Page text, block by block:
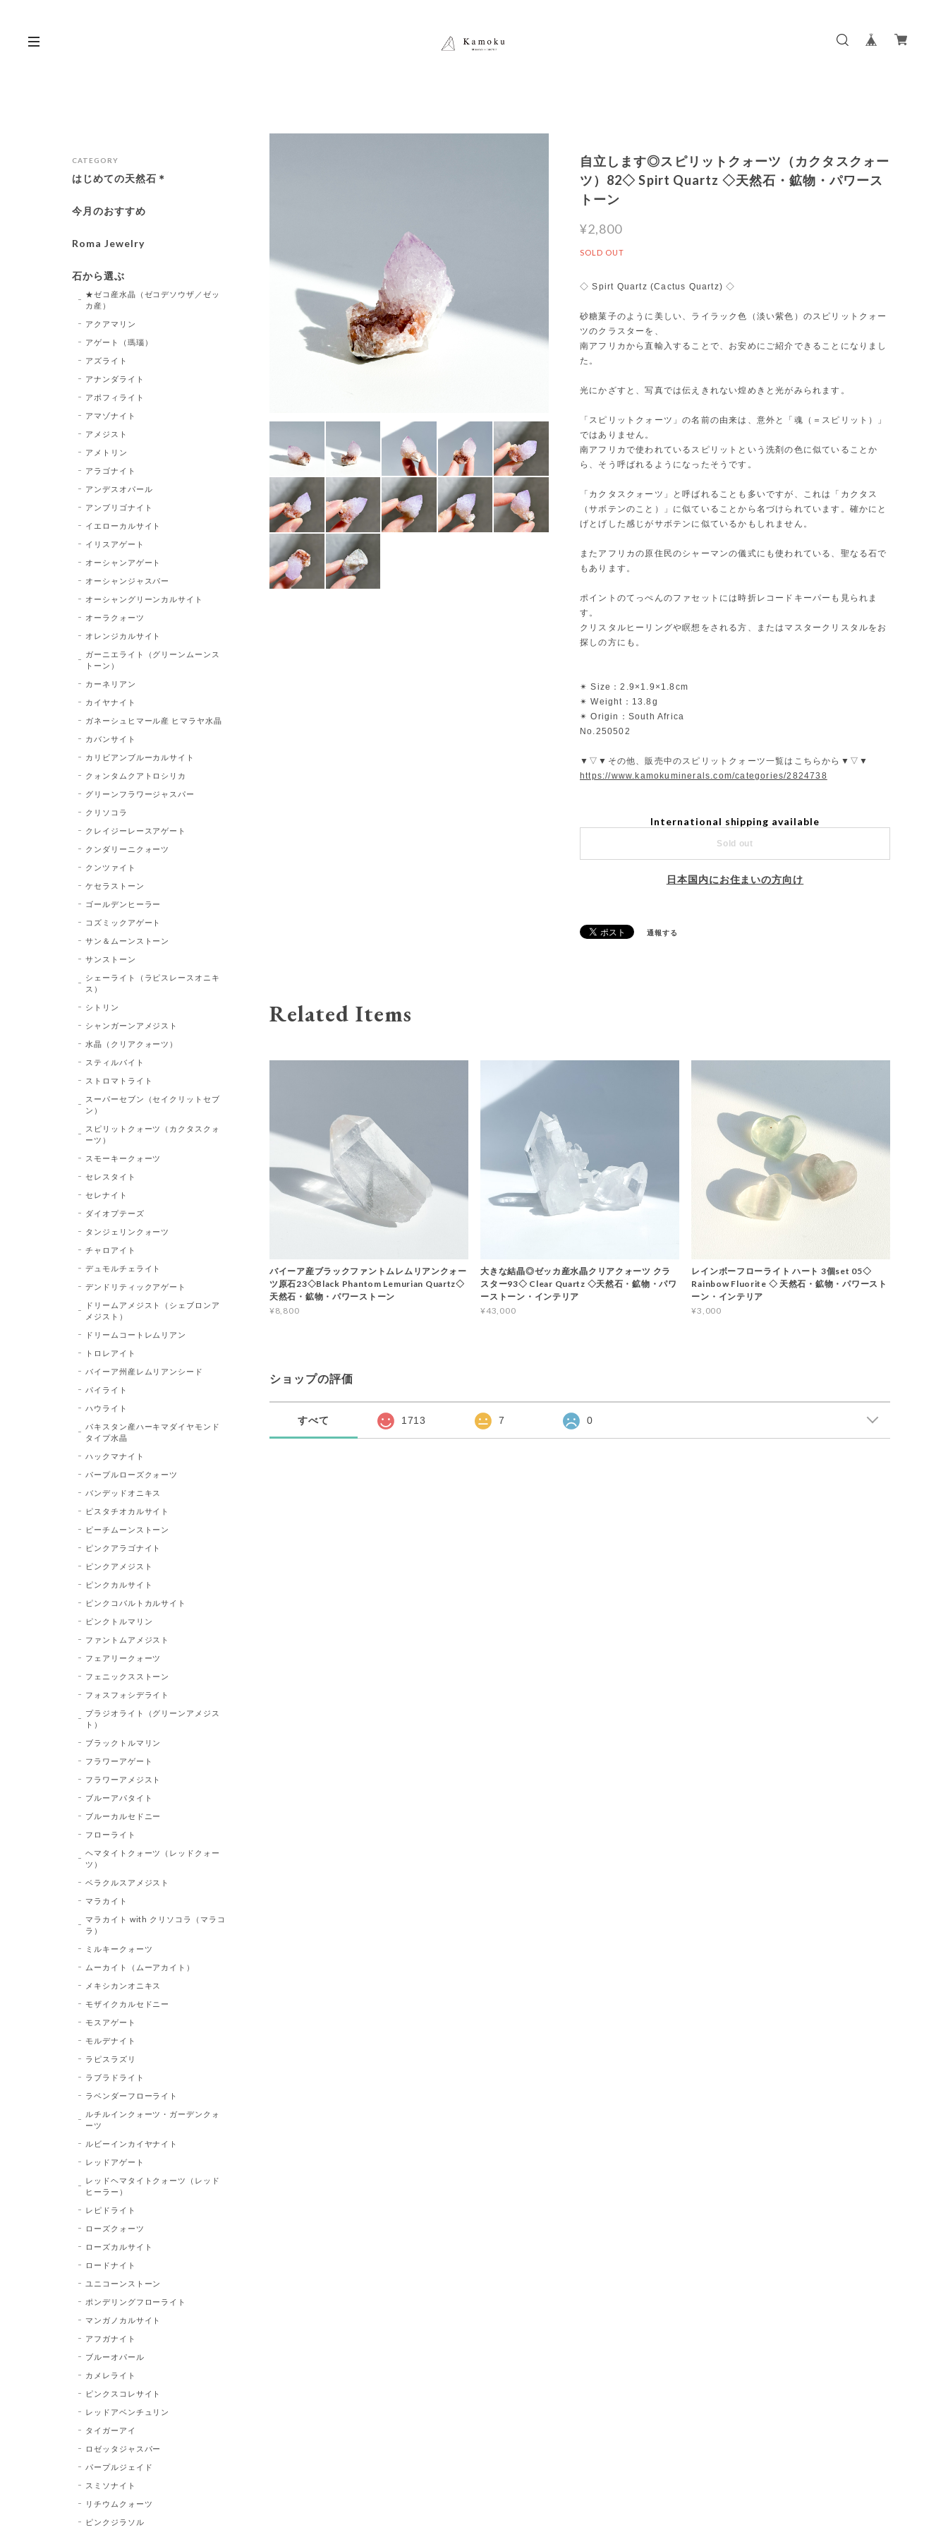
自立します◎スピリットクォーツ（カクタスクォー
ツ）82◇ Spirt Quartz ◇天然石・鉱物・パワース
トーン
¥2,800
SOLD OUT
◇ Spirt Quartz (Cactus Quartz) ◇
砂糖菓子のように美しい、ライラック色（淡い紫色）のスピリットクォー
ツのクラスターを、
南アフリカから直輸入することで、お安めにご紹介できることになりまし
た。
光にかざすと、写真では伝えきれない煌めきと光がみられます。
「スピリットクォーツ」の名前の由来は、意外と「魂（＝スピリット）」
ではありません。
南アフリカで使われているスピリットという洗剤の色に似ていることか
ら、そう呼ばれるようになったそうです。
「カクタスクォーツ」と呼ばれることも多いですが、これは「カクタス
（サボテンのこと）」に似ていることから名づけられています。確かにと
げとげした感じがサボテンに似ているかもしれません。
またアフリカの原住民のシャーマンの儀式にも使われている、聖なる石で
もあります。
ポイントのてっぺんのファセットには時折レコードキーパーも見られま
す。
クリスタルヒーリングや瞑想をされる方、またはマスタークリスタルをお
探しの方にも。
✴︎ Size：2.9×1.9×1.8cm
✴︎ Weight：13.8g
✴︎ Origin：South Africa
No.250502
▼▽▼その他、販売中のスピリットクォーツ一覧はこちらから▼▽▼
https://www.kamokuminerals.com/categories/2824738
International shipping available
Sold out
日本国内にお住まいの方向け
通報する
Related Items
バイーア産ブラックファントムレムリアンクォー
ツ原石23◇Black Phantom Lemurian Quartz◇
天然石・鉱物・パワーストーン
¥8,800
大きな結晶◎ゼッカ産水晶クリアクォーツ クラ
スター93◇ Clear Quartz ◇天然石・鉱物・パワ
ーストーン・インテリア
¥43,000
レインボーフローライト ハート 3個set 05◇
Rainbow Fluorite ◇ 天然石・鉱物・パワースト
ーン・インテリア
¥3,000
ショップの評価
すべて 1713 7 0
CATEGORY
はじめての天然石＊
今月のおすすめ
Roma Jewelry
石から選ぶ
★ゼコ産水晶（ゼコデソウザ／ゼッ
カ産）
アクアマリン
アゲート（瑪瑙）
アズライト
アナンダライト
アポフィライト
アマゾナイト
アメジスト
アメトリン
アラゴナイト
アンデスオパール
アンブリゴナイト
イエローカルサイト
イリスアゲート
オーシャンアゲート
オーシャンジャスパー
オーシャングリーンカルサイト
オーラクォーツ
オレンジカルサイト
ガーニエライト（グリーンムーンス
トーン）
カーネリアン
カイヤナイト
ガネーシュヒマール産 ヒマラヤ水晶
カバンサイト
カリビアンブルーカルサイト
クォンタムクアトロシリカ
グリーンフラワージャスパー
クリソコラ
クレイジーレースアゲート
クンダリーニクォーツ
クンツァイト
ケセラストーン
ゴールデンヒーラー
コズミックアゲート
サン＆ムーンストーン
サンストーン
シェーライト（ラピスレースオニキ
ス）
シトリン
シャンガーンアメジスト
水晶（クリアクォーツ）
スティルバイト
ストロマトライト
スーパーセブン（セイクリットセブ
ン）
スピリットクォーツ（カクタスクォ
ーツ）
スモーキークォーツ
セレスタイト
セレナイト
ダイオプテーズ
タンジェリンクォーツ
チャロアイト
デュモルチェライト
デンドリティックアゲート
ドリームアメジスト（シェブロンア
メジスト）
ドリームコートレムリアン
トロレアイト
バイーア州産レムリアンシード
パイライト
ハウライト
パキスタン産ハーキマダイヤモンド
タイプ水晶
ハックマナイト
パープルローズクォーツ
バンデッドオニキス
ピスタチオカルサイト
ピーチムーンストーン
ピンクアラゴナイト
ピンクアメジスト
ピンクカルサイト
ピンクコバルトカルサイト
ピンクトルマリン
ファントムアメジスト
フェアリークォーツ
フェニックスストーン
フォスフォシデライト
プラジオライト（グリーンアメジス
ト）
ブラックトルマリン
フラワーアゲート
フラワーアメジスト
ブルーアパタイト
ブルーカルセドニー
フローライト
ヘマタイトクォーツ（レッドクォー
ツ）
ベラクルスアメジスト
マラカイト
マラカイト with クリソコラ（マラコ
ラ）
ミルキークォーツ
ムーカイト（ムーアカイト）
メキシカンオニキス
モザイクカルセドニー
モスアゲート
モルデナイト
ラピスラズリ
ラブラドライト
ラベンダーフローライト
ルチルインクォーツ・ガーデンクォ
ーツ
ルビーインカイヤナイト
レッドアゲート
レッドヘマタイトクォーツ（レッド
ヒーラー）
レピドライト
ローズクォーツ
ローズカルサイト
ロードナイト
ユニコーンストーン
ポンデリングフローライト
マンガノカルサイト
アフガナイト
ブルーオパール
カメレライト
ピンクスコレサイト
レッドアベンチュリン
タイガーアイ
ロゼッタジャスパー
パープルジェイド
スミソナイト
リチウムクォーツ
ピンクジラソル